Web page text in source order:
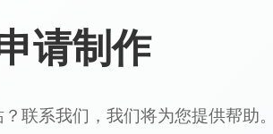
请制作
联系我们，我们将为您提供帮助